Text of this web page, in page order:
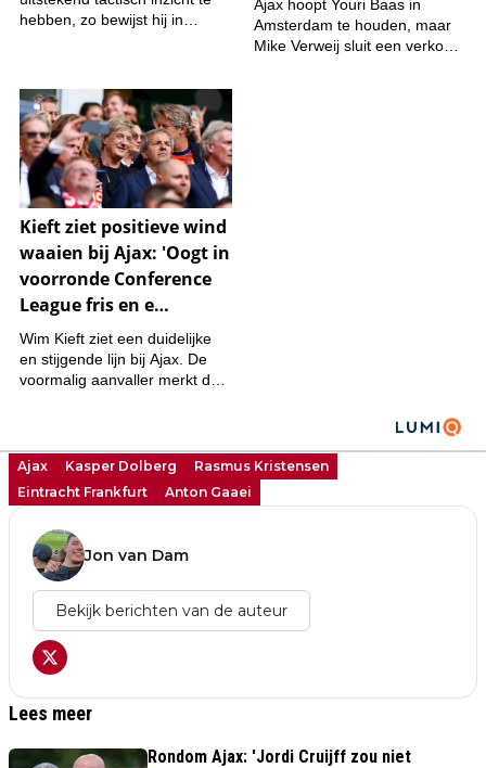
Ajax Kasper Dolberg
Rasmus Kristensen
Eintracht Frankfurt
Anton Gaaei
Jon van Dam
Bekijk berichten van de auteur
Lees meer
Rondom Ajax: 'Jordi Cruijff zou niet